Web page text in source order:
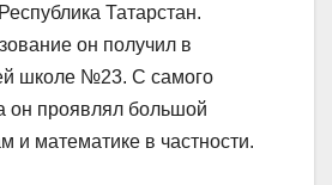
Татарстан.
он получил в
школе №23. С самого
он проявлял большой
и математике в частности.